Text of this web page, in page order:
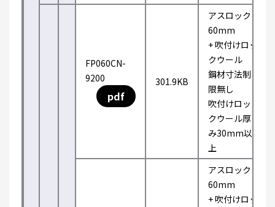
FP060CN-
9200
pdf
301.9KB
アスロック
60mm
+ 吹付けロッ
クウール
鋼材寸法制
限無し
吹付けロッ
クウール厚
み30mm以
上
アスロック
60mm
+ 吹付けロッ